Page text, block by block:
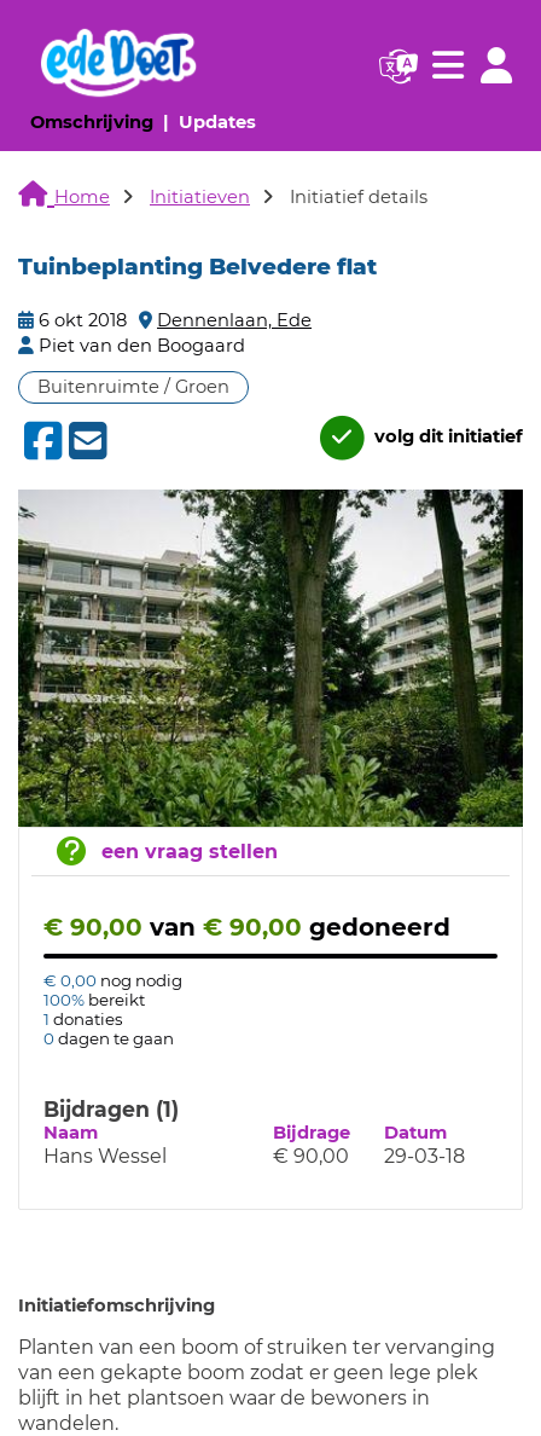
Omschrijving(huidige pagina)
Updates(huidige pagina)
Navigatie
Home Initiatieven Initiatief details
Tuinbeplanting Belvedere flat
6 okt 2018
Dennenlaan, Ede
Piet van den Boogaard
Buitenruimte / Groen
volg dit initiatief
een vraag stellen
€ 90,00 van € 90,00 gedoneerd
€ 0,00 nog nodig
100% bereikt
1 donaties
0dagen te gaan
Bijdragen (1)
Naam Bijdrage Datum
Hans Wessel € 90,00 29-03-18
Initiatiefomschrijving
Planten van een boom of struiken ter vervanging
van een gekapte boom zodat er geen lege plek
blijft in het plantsoen waar de bewoners in
wandelen.